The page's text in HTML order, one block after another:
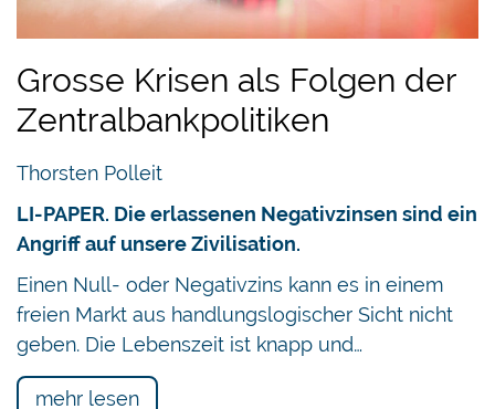
Grosse Krisen als Folgen der
Zentralbankpolitiken
Thorsten Polleit
LI-PAPER. Die erlassenen Negativzinsen sind ein
Angriff auf unsere Zivilisation.
Einen Null- oder Negativzins kann es in einem
freien Markt aus handlungslogischer Sicht nicht
geben. Die Lebenszeit ist knapp und…
mehr lesen